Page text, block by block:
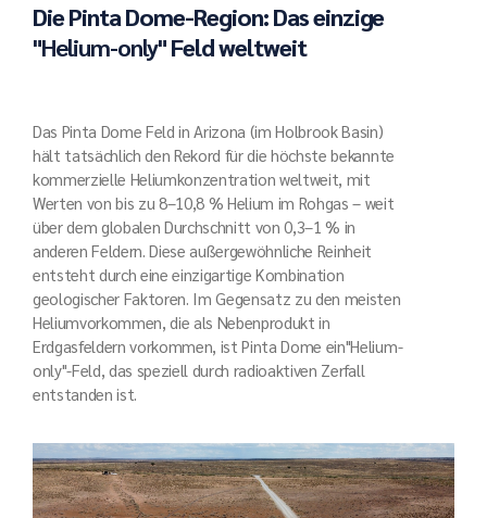
Die Pinta Dome-Region: Das einzige
"Helium-only"​Feld weltweit
Das Pinta Dome Feld in Arizona (im Holbrook Basin)
hält tatsächlich den Rekord für die höchste bekannte
kommerzielle Heliumkonzentration weltweit, mit
Werten von bis zu 8–10,8 % Helium im Rohgas – weit
über dem globalen Durchschnitt von 0,3–1 % in
anderen Feldern. Diese außergewöhnliche Reinheit
entsteht durch eine einzigartige Kombination
geologischer Faktoren. Im Gegensatz zu den meisten
Heliumvorkommen, die als Nebenprodukt in
Erdgasfeldern vorkommen, ist Pinta Dome ein"Helium-
only"-Feld, das speziell durch radioaktiven Zerfall
entstanden ist​.